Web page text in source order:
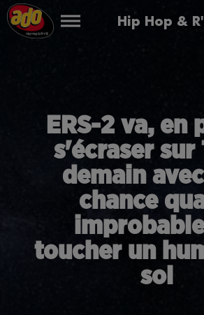
Hip Hop &
ERS-2 va, en
s'écraser sur
demain
chance
toucher un
sol